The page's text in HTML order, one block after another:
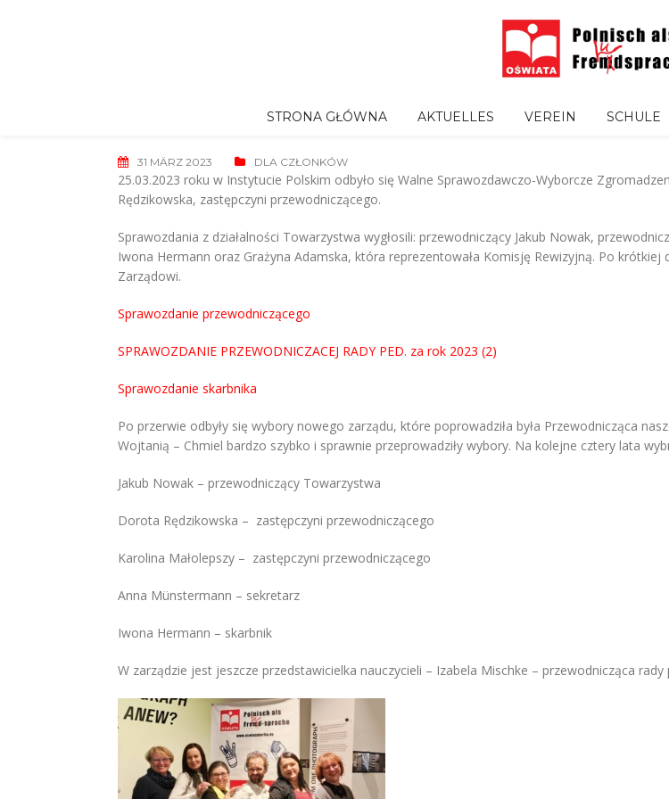
STRONA GŁÓWNA AKTUELLES VEREIN SCHULE
31 MÄRZ 2023 DLA CZŁONKÓW
25.03.2023 roku w Instytucie Polskim odbyło się Walne Sprawozdawczo-Wyborcze
Rędzikowska, zastępczyni przewodniczącego.
Sprawozdania z działalności Towarzystwa wygłosili: przewodniczący Jakub Nowak,
Iwona Hermann oraz Grażyna Adamska, która reprezentowała Komisję Rewizyjną. Po krótkiej
Zarządowi.
Sprawozdanie przewodniczącego
SPRAWOZDANIE PRZEWODNICZACEJ RADY PED. za rok 2023 (2)
Sprawozdanie skarbnika
Po przerwie odbyły się wybory nowego zarządu, które poprowadziła była Przewodnicząca
Wojtanią – Chmiel bardzo szybko i sprawnie przeprowadziły wybory. Na kolejne cztery lata
Jakub Nowak – przewodniczący Towarzystwa
Dorota Rędzikowska – zastępczyni przewodniczącego
Karolina Małolepszy – zastępczyni przewodniczącego
Anna Münstermann – sekretarz
Iwona Hermann – skarbnik
W zarządzie jest jeszcze przedstawicielka nauczycieli – Izabela Mischke – przewodnicząca rady